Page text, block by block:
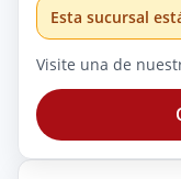
Esta sucursal
Visite una de